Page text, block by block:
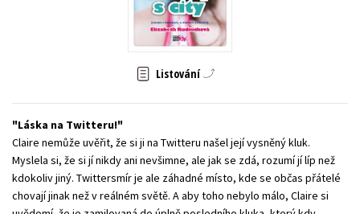
Zahraniční literatura
Listování
Láska na Twitteru!
Claire nemůže uvěřit, že si ji na Twitteru našel její vysněný kluk.
Myslela si, že si jí nikdy ani nevšimne, ale jak se zdá, rozumí jí líp než
kdokoliv jiný. Twittersmír je ale záhadné místo, kde se občas přátelé
chovají jinak než v reálném světě. A aby toho nebylo málo, Claire si